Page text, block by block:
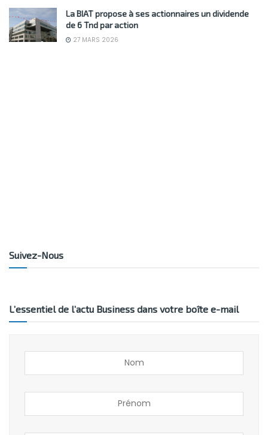
La BIAT propose à ses actionnaires un dividende
de 6 Tnd par action
27 MARS 2026
Suivez-Nous
L’essentiel de l’actu Business dans votre boîte e-mail